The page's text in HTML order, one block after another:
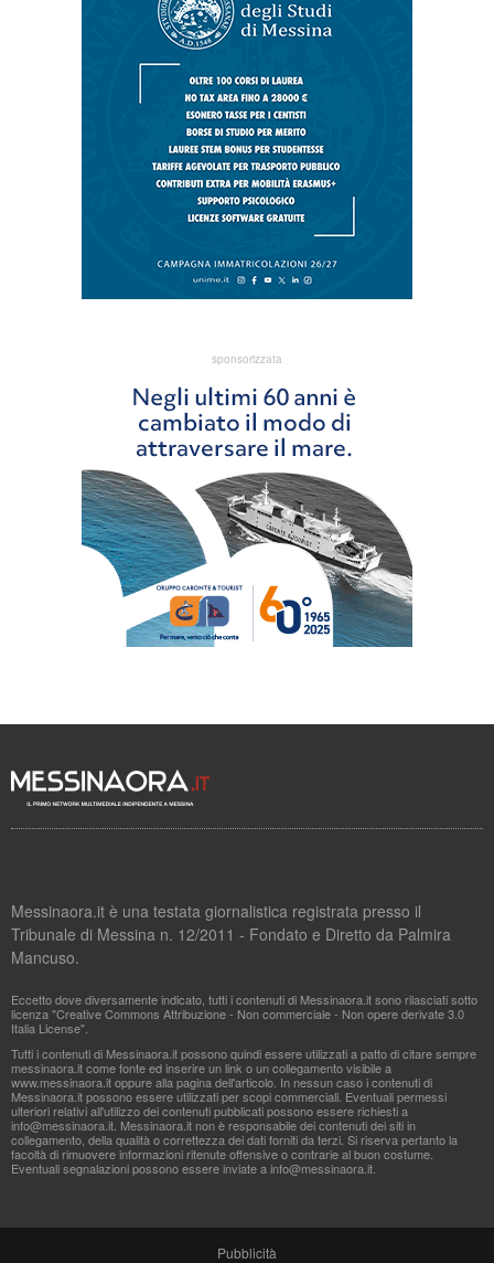
sponsorizzata
Messinaora.it è una testata giornalistica registrata presso il
Tribunale di Messina n. 12/2011 - Fondato e Diretto da Palmira
Mancuso.
Eccetto dove diversamente indicato, tutti i contenuti di Messinaora.it sono rilasciati sotto
licenza "Creative Commons Attribuzione - Non commerciale - Non opere derivate 3.0
Italia License".
Tutti i contenuti di Messinaora.it possono quindi essere utilizzati a patto di citare sempre
messinaora.it come fonte ed inserire un link o un collegamento visibile a
www.messinaora.it oppure alla pagina dell'articolo. In nessun caso i contenuti di
Messinaora.it possono essere utilizzati per scopi commerciali. Eventuali permessi
ulteriori relativi all'utilizzo dei contenuti pubblicati possono essere richiesti a
info@messinaora.it . Messinaora.it non è responsabile dei contenuti dei siti in
collegamento, della qualità o correttezza dei dati forniti da terzi. Si riserva pertanto la
facoltà di rimuovere informazioni ritenute offensive o contrarie al buon costume.
Eventuali segnalazioni possono essere inviate ainfo@messinaora.it
Pubblicità